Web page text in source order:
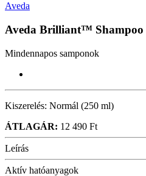
Aveda
Aveda Brilliant™ Shampoo
Mindennapos samponok
Kiszerelés: Normál (250 ml)
ÁTLAGÁR: 12 490 Ft
Leírás
Aktív hatóanyagok